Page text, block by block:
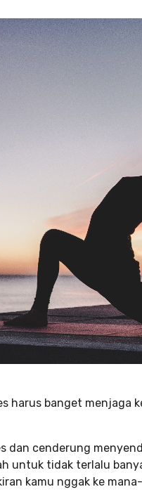
harus banget
dan cenderung
untuk tidak terlalu
kamu nggak ke